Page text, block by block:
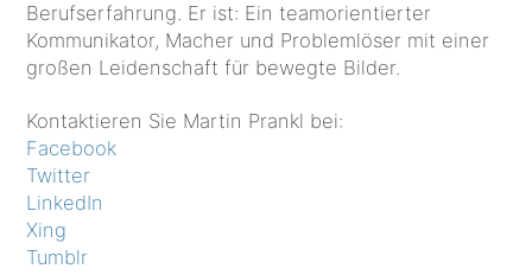
Berufserfahrung. Er ist: Ein teamorientierter
Kommunikator, Macher und Problemlöser mit einer
großen Leidenschaft für bewegte Bilder.
Kontaktieren Sie Martin Prankl bei:
Facebook
Twitter
LinkedIn
Xing
Tumblr